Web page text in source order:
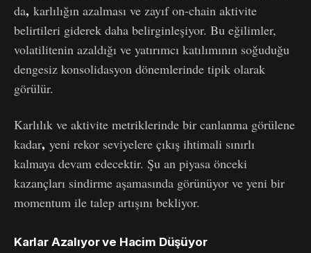
da, karlılığın azalması ve zayıf on-chain aktivite
belirtileri giderek daha belirginleşiyor. Bu eğilimler,
volatilitenin azaldığı ve yatırımcı katılımının soğuduğu
dengesiz konsolidasyon dönemlerinde tipik olarak
görülür.
Karlılık ve aktivite metriklerinde bir canlanma görülene
kadar, yeni rekor seviyelere çıkış ihtimali sınırlı
kalmaya devam edecektir. Şu an piyasa önceki
kazançları sindirme aşamasında görünüyor ve yeni bir
momentum ile talep artışını bekliyor.
Karlar Azalıyor ve Hacim Düşüyor